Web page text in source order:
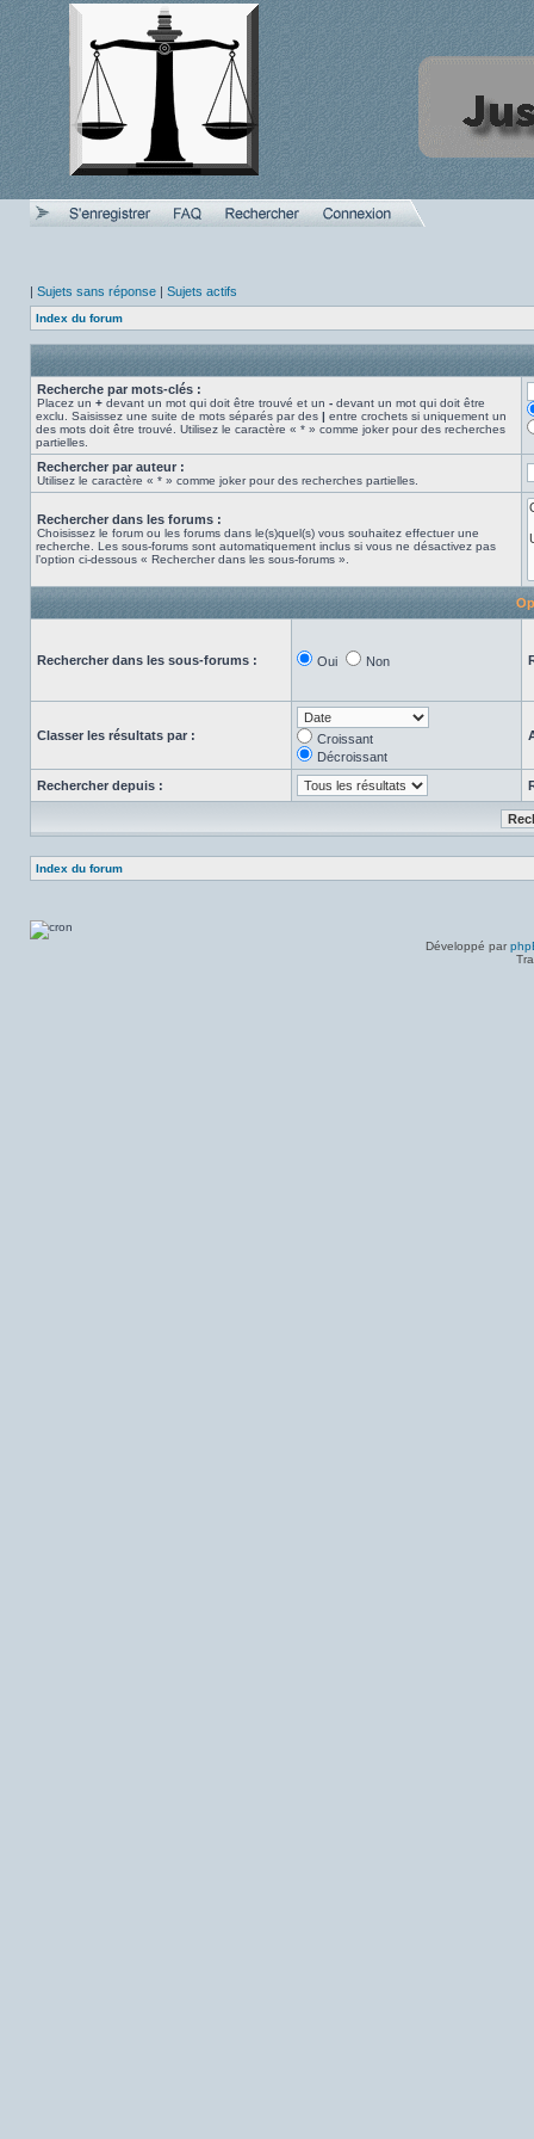
| Sujets sans réponse | Sujets actifs
Index du forum
Recherche par mots-clés :
Placez un + devant un mot qui doit être trouvé et un - devant un mot qui doit être
exclu. Saisissez une suite de mots séparés par des | entre crochets si uniquement un
des mots doit être trouvé. Utilisez le caractère « * » comme joker pour des recherches
partielles.
Rechercher par auteur :
Utilisez le caractère « * » comme joker pour des recherches partielles.
Rechercher dans les forums :
Choisissez le forum ou les forums dans le(s)quel(s) vous souhaitez effectuer une
recherche. Les sous-forums sont automatiquement inclus si vous ne désactivez pas
l’option ci-dessous « Rechercher dans les sous-forums ».
Rechercher dans les sous-forums : Oui Non
Classer les résultats par :
Croissant
Décroissant
Rechercher depuis :
Index du forum
Développé par